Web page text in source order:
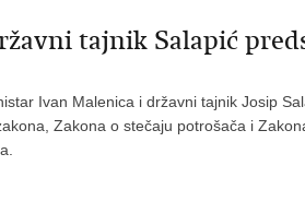
tajnik Salapić
Ivan Malenica i državni tajnik Josip
Zakona o stečaju potrošača i